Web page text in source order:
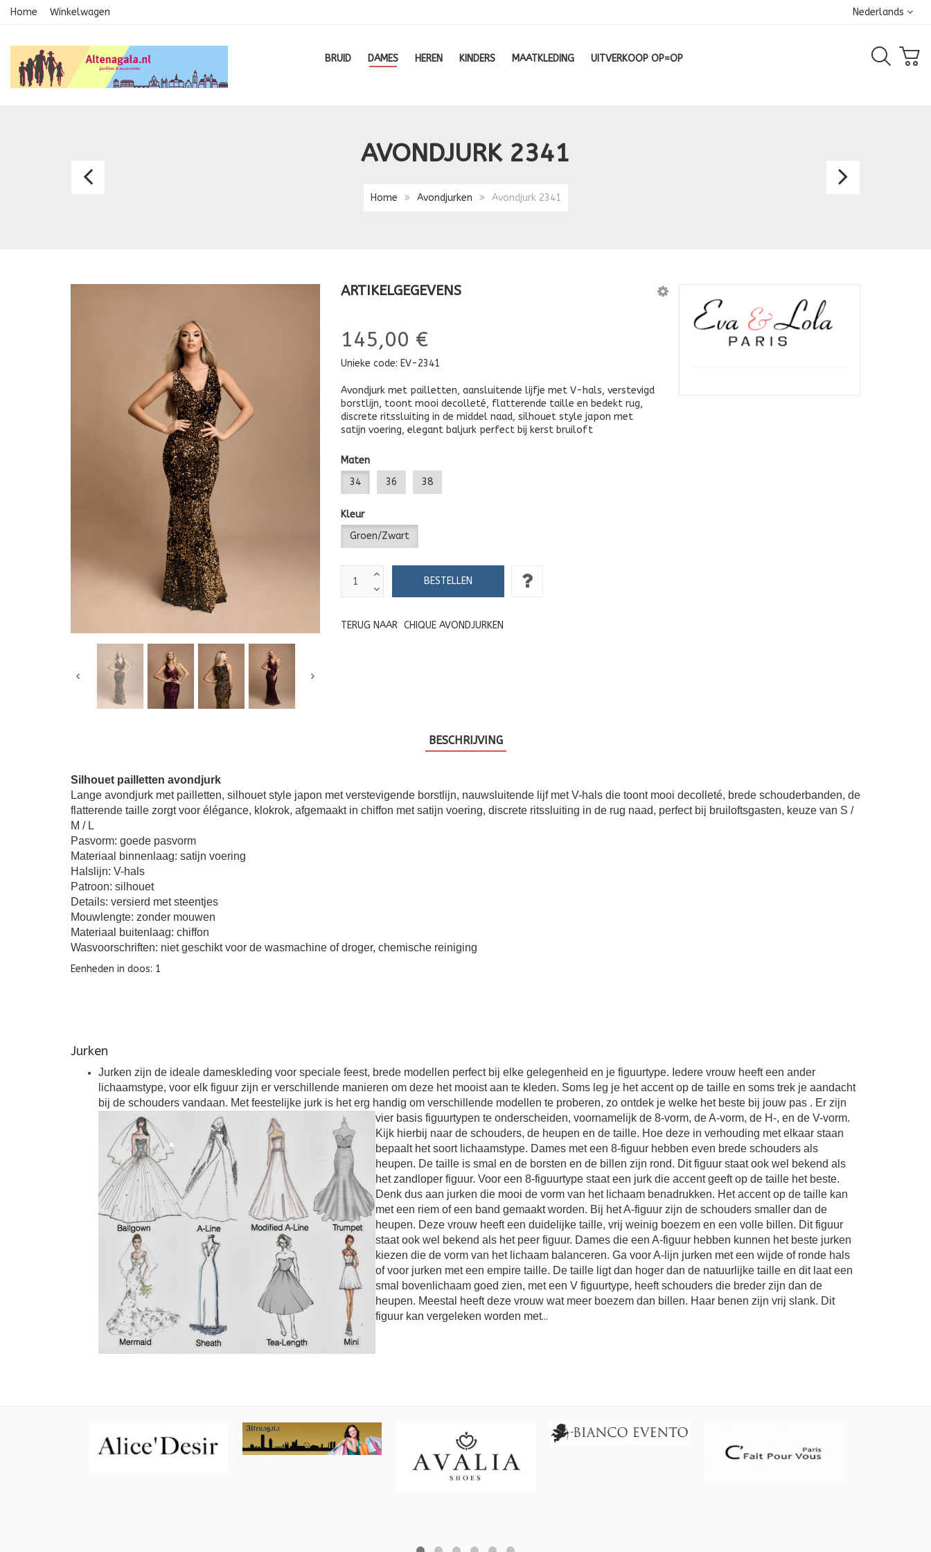
Home Winkelwagen Nederlands
BRUID DAMES HEREN KINDERS MAATKLEDING UITVERKOOP OP=OP
AVONDJURK 2341
Home Avondjurken Avondjurk 2341
Avondjurk
ARTIKELGEGEVENS
145,00 €
Unieke code: EV-2341
Avondjurk met pailletten, aansluitende lijfje met V-hals, verstevigd
borstlijn, toont mooi decolleté, flatterende taille en bedekt rug,
discrete ritssluiting in de middel naad, silhouet style japon met
satijn voering, elegant baljurk perfect bij kerst bruiloft
Maten
34
36 38
Kleur
Groen/Zwart
TERUG NAAR CHIQUE AVONDJURKEN
BESCHRIJVING
Silhouet pailletten avondjurk
Lange avondjurk met pailletten, silhouet style japon met verstevigende borstlijn, nauwsluitende lijf met V-hals die toont mooi decolleté, brede schouderbanden, de
flatterende taille zorgt voor élégance, klokrok, afgemaakt in chiffon met satijn voering, discrete ritssluiting in de rug naad, perfect bij bruiloftsgasten, keuze van S /
M / L
Pasvorm: goede pasvorm
Materiaal binnenlaag: satijn voering
Halslijn: V-hals
Patroon: silhouet
Details: versierd met steentjes
Mouwlengte: zonder mouwen
Materiaal buitenlaag: chiffon
Wasvoorschriften: niet geschikt voor de wasmachine of droger, chemische reiniging
Eenheden in doos: 1
Jurken
Jurken zijn de ideale dameskleding voor speciale feest, brede modellen perfect bij elke gelegenheid en je figuurtype. Iedere vrouw heeft een ander
lichaamstype, voor elk figuur zijn er verschillende manieren om deze het mooist aan te kleden. Soms leg je het accent op de taille en soms trek je aandacht
bij de schouders vandaan. Met feestelijke jurk is het erg handig om verschillende modellen te proberen, zo ontdek je welke het beste bij jouw pas . Er zijn
vier basis figuurtypen te onderscheiden, voornamelijk de 8-vorm, de A-vorm, de H-, en de V-vorm.
Kijk hierbij naar de schouders, de heupen en de taille. Hoe deze in verhouding met elkaar staan
bepaalt het soort lichaamstype. Dames met een 8-figuur hebben even brede schouders als
heupen. De taille is smal en de borsten en de billen zijn rond. Dit figuur staat ook wel bekend als
het zandloper figuur. Voor een 8-figuurtype staat een jurk die accent geeft op de taille het beste.
Denk dus aan jurken die mooi de vorm van het lichaam benadrukken. Het accent op de taille kan
met een riem of een band gemaakt worden. Bij het A-figuur zijn de schouders smaller dan de
heupen. Deze vrouw heeft een duidelijke taille, vrij weinig boezem en een volle billen. Dit figuur
staat ook wel bekend als het peer figuur. Dames die een A-figuur hebben kunnen het beste jurken
kiezen die de vorm van het lichaam balanceren. Ga voor A-lijn jurken met een wijde of ronde hals
of voor jurken met een empire taille. De taille ligt dan hoger dan de natuurlijke taille en dit laat een
smal bovenlichaam goed zien, met een V figuurtype, heeft schouders die breder zijn dan de
heupen. Meestal heeft deze vrouw wat meer boezem dan billen. Haar benen zijn vrij slank. Dit
figuur kan vergeleken worden met...